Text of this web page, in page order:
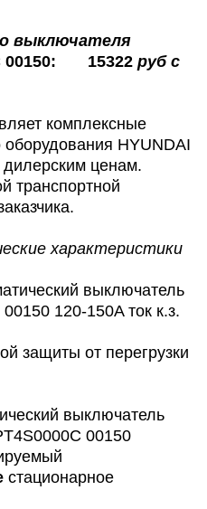
выключателя
00150: 15322 руб с
комплексные
оборудования HYUNDAI
дилерским ценам.
транспортной
характеристики
выключатель
120-150A ток к.з.
защиты от перегрузки
выключатель
00150
стационарное